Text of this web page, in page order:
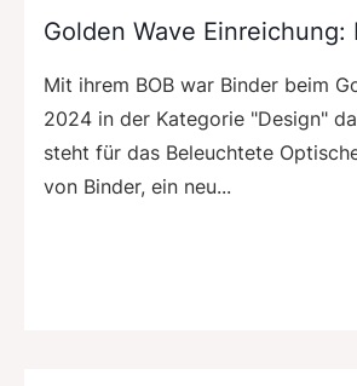
Golden Wave Einreichung:
Mit ihrem BOB war Binder beim
2024 in der Kategorie "Design"
steht für das Beleuchtete
von Binder, ein neu...